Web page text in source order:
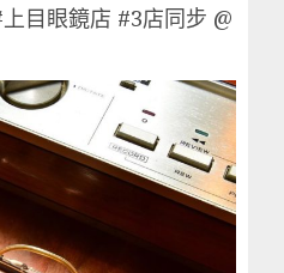
目眼鏡店 #3店同步 @